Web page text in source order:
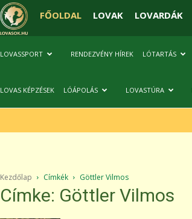
FŐOLDAL LOVAK LOVARDÁK
LOVASSPORT RENDEZVÉNY HÍREK LÓTARTÁS
LOVAS KÉPZÉSEK LÓÁPOLÁS LOVASTÚRA
Kezdőlap Címkék Göttler Vilmos
Címke: Göttler Vilmos